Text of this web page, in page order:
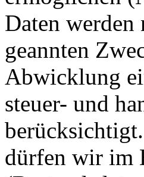
Daten werden
geannten
Abwicklung
steuer- und
dürfen wir im